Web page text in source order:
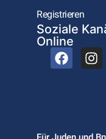
Registrieren
Soziale
Online